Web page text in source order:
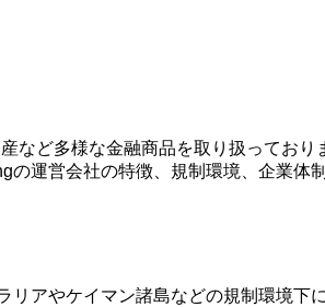
など多様な金融商品を取り扱っており
運営会社の特徴、規制環境、企業体
アやケイマン諸島などの規制環境下